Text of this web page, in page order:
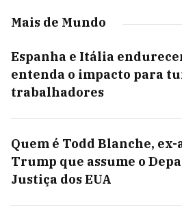
Mais de Mundo
Espanha e Itália
entenda o impacto para
trabalhadores
Quem é Todd Blanche, ex-
Trump que assume o
Justiça dos EUA